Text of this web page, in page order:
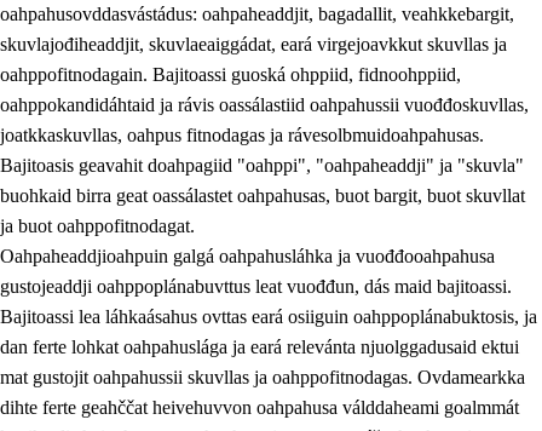
oahpahusovddasvástádus: oahpaheaddjit, bagadallit, veahkkebargit,
skuvlajođiheaddjit, skuvlaeaiggádat, eará virgejoavkkut skuvllas ja
oahppofitnodagain. Bajitoassi guoská ohppiid, fidnoohppiid,
oahppokandidáhtaid ja rávis oassálastiid oahpahussii vuođđoskuvllas,
joatkkaskuvllas, oahpus fitnodagas ja rávesolbmuidoahpahusas.
Bajitoasis geavahit doahpagiid "oahppi", "oahpaheaddji" ja "skuvla"
buohkaid birra geat oassálastet oahpahusas, buot bargit, buot skuvllat
ja buot oahppofitnodagat.
Oahpaheaddjioahpuin galgá oahpahusláhka ja vuođđooahpahusa
gustojeaddji oahppoplánabuvttus leat vuođđun, dás maid bajitoassi.
Bajitoassi lea láhkaásahus ovttas eará osiiguin oahppoplánabuktosis, ja
dan ferte lohkat oahpahuslága ja eará relevánta njuolggadusaid ektui
mat gustojit oahpahussii skuvllas ja oahppofitnodagas. Ovdamearkka
dihte ferte geahččat heivehuvvon oahpahusa válddaheami goalmmát